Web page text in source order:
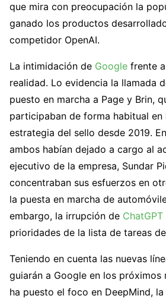
que mira con preocupación la
ganado los productos
competidor OpenAI.
La intimidación de Google frente a
realidad. Lo evidencia la llamada
puesto en marcha a Page y Brin,
participaban de forma habitual en
estrategia del sello desde 2019.
ambos habían dejado a cargo al
ejecutivo de la empresa, Sundar
concentraban sus esfuerzos en
la puesta en marcha de
embargo, la irrupción de ChatGPT
prioridades de la lista de tareas
Teniendo en cuenta las nuevas
guiarán a Google en los próximos
ha puesto el foco en DeepMind,